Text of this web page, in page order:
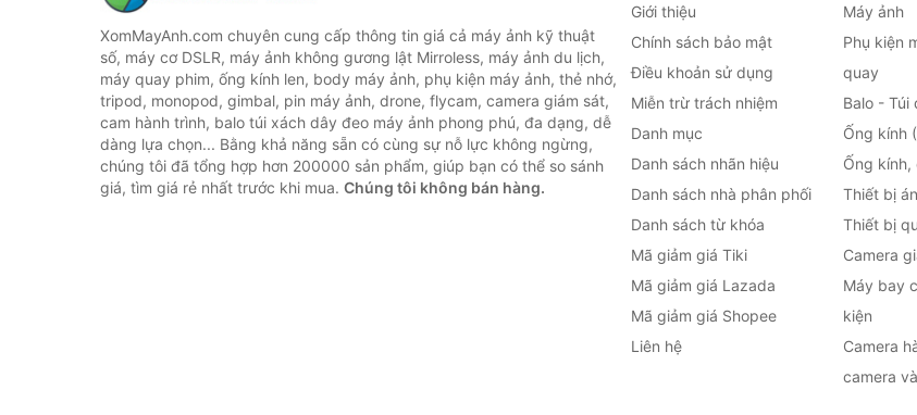
XomMayAnh.com chuyên cung cấp thông tin giá cả máy ảnh kỹ thuật
số, máy cơ DSLR, máy ảnh không gương lật Mirroless, máy ảnh du lịch,
máy quay phim, ống kính len, body máy ảnh, phụ kiện máy ảnh, thẻ nhớ,
tripod, monopod, gimbal, pin máy ảnh, drone, flycam, camera giám sát,
cam hành trình, balo túi xách dây đeo máy ảnh phong phú, đa dạng, dễ
dàng lựa chọn... Bằng khả năng sẵn có cùng sự nỗ lực không ngừng,
chúng tôi đã tổng hợp hơn 200000 sản phẩm, giúp bạn có thể so sánh
giá, tìm giá rẻ nhất trước khi mua. Chúng tôi không bán hàng.
Giới thiệu
Chính sách bảo mật
Điều khoản sử dụng
Miễn trừ trách nhiệm
Danh mục
Danh sách nhãn hiệu
Danh sách nhà phân phối
Danh sách từ khóa
Mã giảm giá Tiki
Mã giảm giá Lazada
Mã giảm giá Shopee
Liên hệ
Máy ảnh
Phụ kiện
quay
Balo - Túi
Ống kính
Ống kính,
Thiết bị
Thiết bị
Camera
Máy bay
kiện
Camera
camera